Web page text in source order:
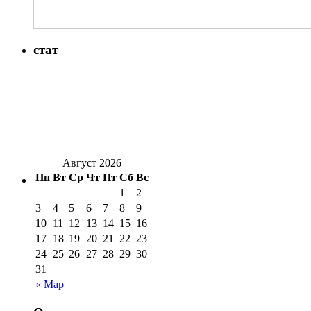
стат
Август 2026
Пн Вт Ср Чт Пт Сб Вс
« Мар
1
2
3
4 5 6 7 8
9
10 11 12 13 14 15 16
17 18 19 20 21 22 23
24 25 26 27 28 29 30
31